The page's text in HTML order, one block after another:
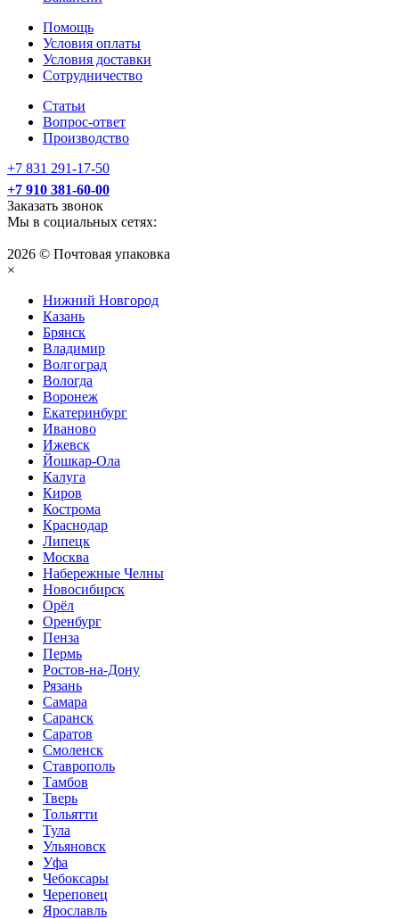
Помощь
Условия оплаты
Условия доставки
Сотрудничество
Статьи
Вопрос-ответ
Производство
+7 831 291-17-50
+7 910 381-60-00
Заказать звонок
Мы в социальных сетях:
2026 © Почтовая упаковка
×
Нижний Нoвгород
Казань
Брянск
Владимир
Волгоград
Вологда
Воронеж
Екатеринбург
Иваново
Ижевск
Йошкар-Ола
Калуга
Киров
Кострома
Краснодар
Липецк
Москва
Набережные Челны
Новосибирск
Орёл
Оренбург
Пенза
Пермь
Ростов-на-Дону
Рязань
Самара
Саранск
Саратов
Смоленск
Ставрополь
Тамбов
Тверь
Тольятти
Тула
Ульяновск
Уфа
Чебоксары
Череповец
Ярославль